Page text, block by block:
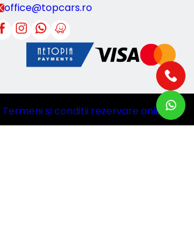
office@topcars.ro
Termeni si conditii rezervare online